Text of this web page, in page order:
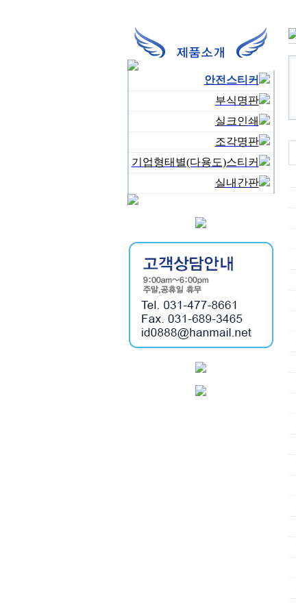
안전스티커
부식명판
실크인쇄
조각명판
기업형태별(다용도)스티커
실내간판